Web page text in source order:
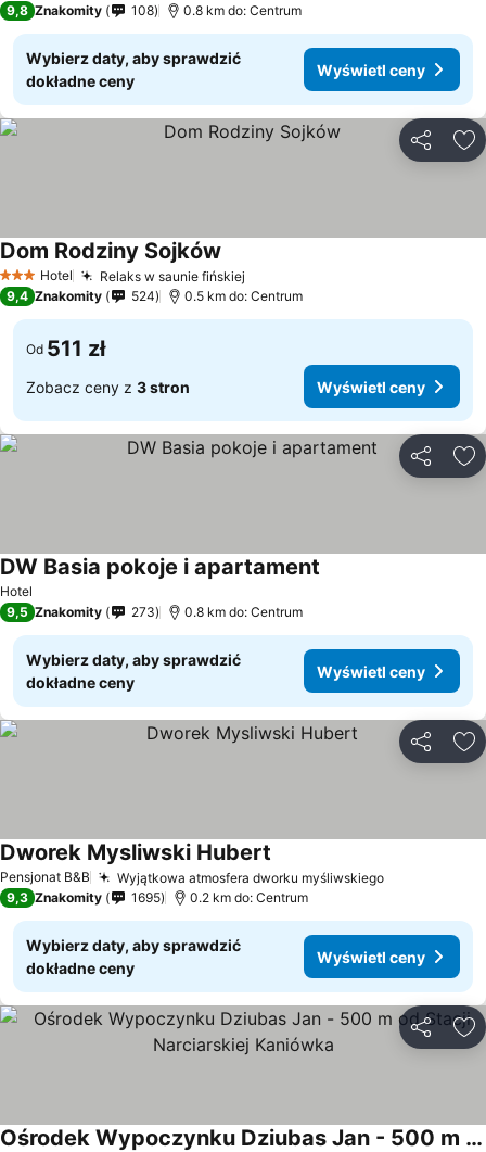
9,8 Znakomity 108 0.8 km do: Centrum
Wybierz daty, aby sprawdzić
dokładne ceny
Wyświetl ceny
3 Kategoria
Hotel Relaks w saunie fińskiej
Dom Rodziny Sojków
9,4 Znakomity 524 0.5 km do: Centrum
Od 511 zł
Zobacz ceny z 3 stron Wyświetl ceny
Hotel
DW Basia pokoje i apartament
9,5 Znakomity 273 0.8 km do: Centrum
Wybierz daty, aby sprawdzić
dokładne ceny
Wyświetl ceny
Pensjonat B&B Wyjątkowa atmosfera dworku myśliwskiego
Dworek Mysliwski Hubert
9,3 Znakomity 1695 0.2 km do: Centrum
Wybierz daty, aby sprawdzić
dokładne ceny
Wyświetl ceny
Ośrodek Wypoczynku Dziubas Jan - 500 m od Stacji Narciarskiej Kaniówka